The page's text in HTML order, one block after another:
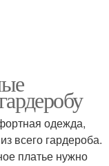
одежда,
всего гардероба.
платье нужно